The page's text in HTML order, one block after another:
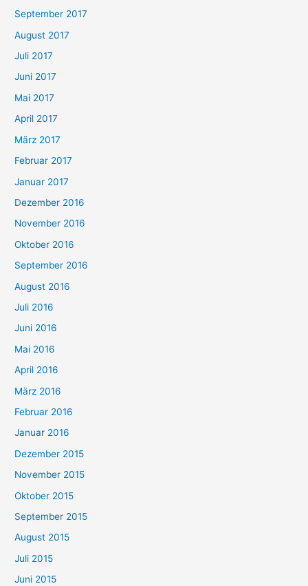
September 2017
August 2017
Juli 2017
Juni 2017
Mai 2017
April 2017
März 2017
Februar 2017
Januar 2017
Dezember 2016
November 2016
Oktober 2016
September 2016
August 2016
Juli 2016
Juni 2016
Mai 2016
April 2016
März 2016
Februar 2016
Januar 2016
Dezember 2015
November 2015
Oktober 2015
September 2015
August 2015
Juli 2015
Juni 2015